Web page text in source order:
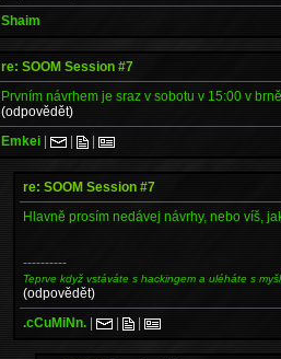
Shaim
re: SOOM Session #7
Prvním návrhem je sraz v sobotu v 15:00 v
(odpovědět)
Emkei | | |
re: SOOM Session #7
Hlavně prosím nedávej návrhy, nebo víš,
----------
Teprve když vstáváte s hackingem a uléháte s
(odpovědět)
.cCuMiNn. | | |